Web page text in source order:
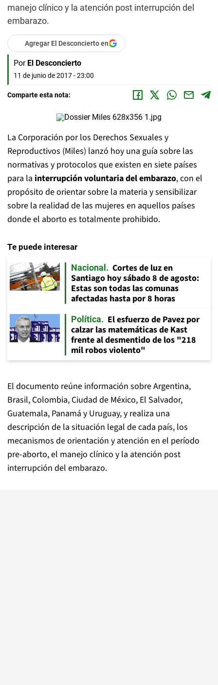
manejo clínico y la atención post interrupción del
embarazo.
Agregar El Desconcierto en
Por El Desconcierto
11 de junio de 2017 - 23:00
Comparte esta nota:
La Corporación por los Derechos Sexuales y
Reproductivos (Miles) lanzó hoy una guía sobre las
normativas y protocolos que existen en siete países
para la interrupción voluntaria del embarazo, con el
propósito de orientar sobre la materia y sensibilizar
sobre la realidad de las mujeres en aquellos países
donde el aborto es totalmente prohibido.
Te puede interesar
Nacional
Cortes de luz en
Santiago hoy sábado 8 de agosto:
Estas son todas las comunas
afectadas hasta por 8 horas
Política
El esfuerzo de Pavez por
calzar las matemáticas de Kast
frente al desmentido de los "218
mil robos violento"
El documento reúne información sobre Argentina,
Brasil, Colombia, Ciudad de México, El Salvador,
Guatemala, Panamá y Uruguay, y realiza una
descripción de la situación legal de cada país, los
mecanismos de orientación y atención en el período
pre-aborto, el manejo clínico y la atención post
interrupción del embarazo.